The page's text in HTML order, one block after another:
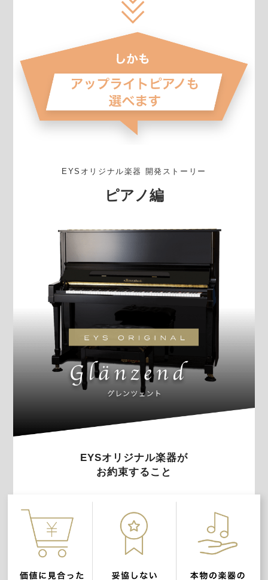
EYSオリジナル楽器 開発ストーリー
ピアノ編
EYSオリジナル楽器が
お約束すること